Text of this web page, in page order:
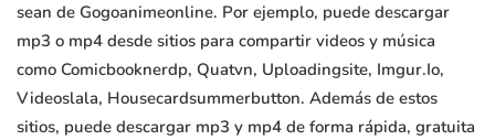
sean de Gogoanimeonline. Por ejemplo, puede descargar
mp3 o mp4 desde sitios para compartir videos y música
como Comicbooknerdp, Quatvn, Uploadingsite, Imgur.Io,
Videoslala, Housecardsummerbutton. Además de estos
sitios, puede descargar mp3 y mp4 de forma rápida, gratuita